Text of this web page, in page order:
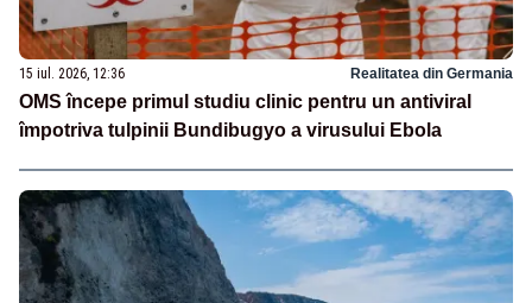
15 iul. 2026, 12:36 Realitatea din Germania
OMS începe primul studiu clinic pentru un antiviral
împotriva tulpinii Bundibugyo a virusului Ebola